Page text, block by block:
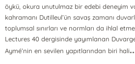
öykü, okura unutulmaz bir edebi deneyim
kahramanı Dutilleul’ün savaş zamanı
toplumsal sınırları ve normları da ihlal
Lectures 40 dergisinde yayımlanan
Aymé’nin en sevilen yapıtlarından biri hali